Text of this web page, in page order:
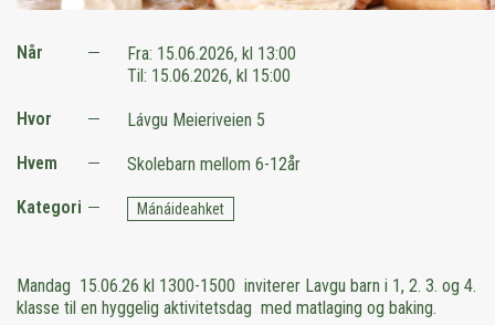
Når Fra: 15.06.2026, kl 13:00
Til: 15.06.2026, kl 15:00
Hvor Lávgu Meieriveien 5
Hvem Skolebarn mellom 6-12år
Kategori Mánáideahket
Mandag 15.06.26 kl 1300-1500 inviterer Lavgu barn i 1, 2. 3. og 4.
klasse til en hyggelig aktivitetsdag med matlaging og baking.